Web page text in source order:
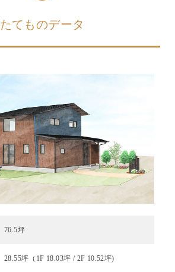
たてものデータ
76.5坪
28.55坪 （1F 18.03坪 / 2F 10.52坪)